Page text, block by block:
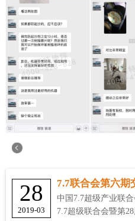
28
2019-03
7.7联合会第六期
中国7.7超级产业联
7.7超级联合会暨第